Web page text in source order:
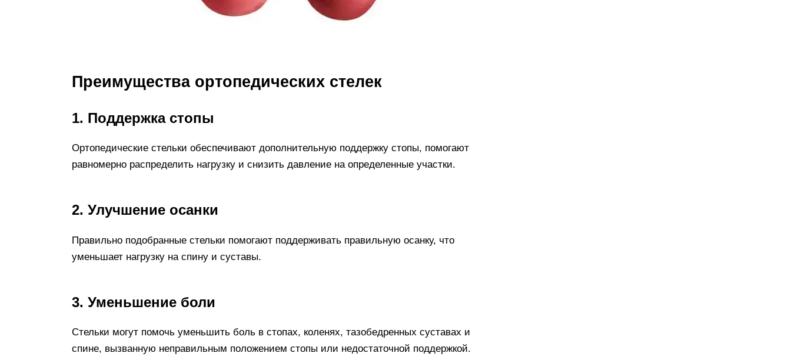
Преимущества ортопедических стелек
1. Поддержка стопы
Ортопедические стельки обеспечивают дополнительную поддержку стопы, помогают
равномерно распределить нагрузку и снизить давление на определенные участки.
2. Улучшение осанки
Правильно подобранные стельки помогают поддерживать правильную осанку, что
уменьшает нагрузку на спину и суставы.
3. Уменьшение боли
Стельки могут помочь уменьшить боль в стопах, коленях, тазобедренных суставах и
спине, вызванную неправильным положением стопы или недостаточной поддержкой.